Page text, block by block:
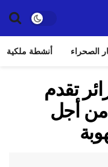
الصحراء أنشطة ملكية
تقدم
من أجل